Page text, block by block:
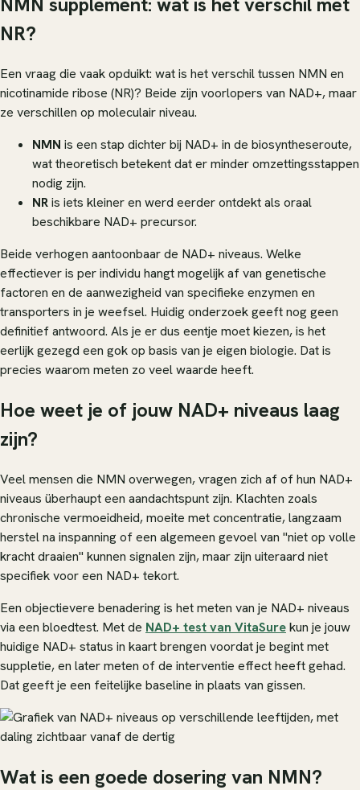
NR?
Een vraag die vaak opduikt: wat is het verschil tussen NMN en
nicotinamide ribose (NR)? Beide zijn voorlopers van NAD+, maar
ze verschillen op moleculair niveau.
NMN is een stap dichter bij NAD+ in de biosyntheseroute,
wat theoretisch betekent dat er minder omzettingsstappen
nodig zijn.
NRis iets kleiner en werd eerder ontdekt als oraal
beschikbare NAD+ precursor.
Beide verhogen aantoonbaar de NAD+ niveaus. Welke
effectiever is per individu hangt mogelijk af van genetische
factoren en de aanwezigheid van specifieke enzymen en
transporters in je weefsel. Huidig onderzoek geeft nog geen
definitief antwoord. Als je er dus eentje moet kiezen, is het
eerlijk gezegd een gok op basis van je eigen biologie. Dat is
precies waarom meten zo veel waarde heeft.
Hoe weet je of jouw NAD+ niveaus laag
zijn?
Veel mensen die NMN overwegen, vragen zich af of hun NAD+
niveaus überhaupt een aandachtspunt zijn. Klachten zoals
chronische vermoeidheid, moeite met concentratie, langzaam
herstel na inspanning of een algemeen gevoel van "niet op volle
kracht draaien" kunnen signalen zijn, maar zijn uiteraard niet
specifiek voor een NAD+ tekort.
Een objectievere benadering is het meten van je NAD+ niveaus
via een bloedtest. Met de NAD+ test van VitaSurekun je jouw
huidige NAD+ status in kaart brengen voordat je begint met
suppletie, en later meten of de interventie effect heeft gehad.
Dat geeft je een feitelijke baseline in plaats van gissen.
Wat is een goede dosering van NMN?